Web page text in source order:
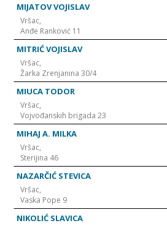
MIJATOV VOJISLAV
Vršac,
Anđe Ranković 11
MITRIĆ VOJISLAV
Vršac,
Žarka Zrenjanina 30/4
MIUCA TODOR
Vršac,
Vojvođanskih brigada 23
MIHAJ A. MILKA
Vršac,
Sterijina 46
NAZARČIĆ STEVICA
Vršac,
Vaska Pope 9
NIKOLIĆ SLAVICA